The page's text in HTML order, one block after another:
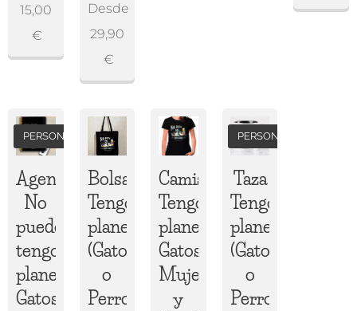
15,00
€
Desde
29,90
€
Agenda
No
puedo,
tengo
planes
Gatos/Perros
PERSONALIZADA
Bolsa
Tengo
planes
(Gatos
o
Perros)
Camiseta
Tengo
planes
Gatos/Perros
Mujer
y
Taza
Tengo
planes
(Gatos
o
Perros)
PERSONALIZADA